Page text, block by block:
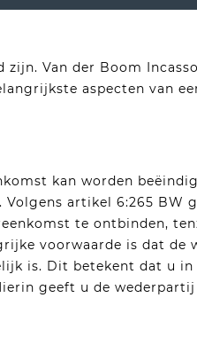
zijn. Van der Boom
aspecten van
kan worden
artikel 6:265 BW
te ontbinden,
voorwaarde is dat de
is. Dit betekent dat u in
geeft u de wederpartij